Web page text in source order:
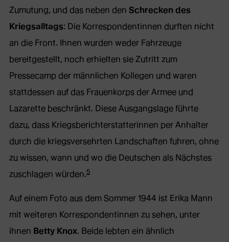
Zumutung, und das neben den Schrecken des
Kriegsalltags: Die Korrespondentinnen durften nicht
an die Front. Ihnen wurden weder Fahrzeuge
bereitgestellt, noch erhielten sie Zutritt zum
Pressecamp der männlichen Kollegen und waren
stattdessen auf das Frauenkorps der Armee und
Lazarette beschränkt. Diese Ausgangslage führte
dazu, dass Kriegsberichterstatterinnen per Anhalter
durch die kriegsversehrten Landschaften fuhren, ohne
zu wissen, wann und wo die Deutschen als Nächstes
zuschlagen würden.5
Auf einem Foto aus dem Sommer 1944 ist Erika Mann
mit weiteren Korrespondentinnen zu sehen, unter
ihnen Betty Knox. Beide lebten ein ähnlich